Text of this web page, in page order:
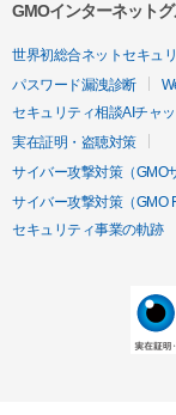
GMOインターネット
世界初総合ネットセキュ
パスワード漏洩診断
セキュリティ相談AIチャ
実在証明・盗聴対策
サイバー攻撃対策（GMO
サイバー攻撃対策（GMO
セキュリティ事業の軌跡